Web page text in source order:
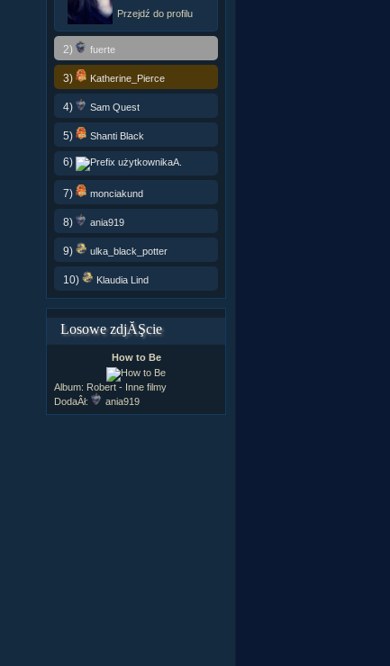
Przejdź do profilu
2) fuerte
3) Katherine_Pierce
4) Sam Quest
5) Shanti Black
6) A.
7) monciakund
8) ania919
9) ulka_black_potter
10) Klaudia Lind
Losowe zdjĂŞcie
How to Be
Album: Robert - Inne filmy
DodaÂł:
ania919